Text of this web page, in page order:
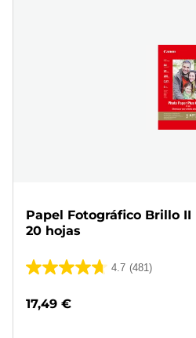
Papel Fotográfico Brillo II
20 hojas
4.7 (481)
4.7
17,49 €